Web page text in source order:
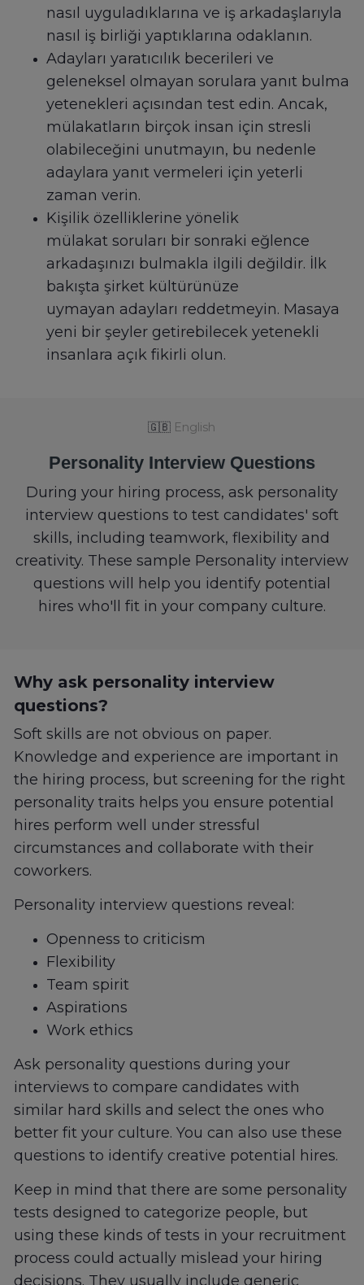
nasıl uyguladıklarına ve iş arkadaşlarıyla
nasıl iş birliği yaptıklarına odaklanın.
Adayları yaratıcılık becerileri ve
geleneksel olmayan sorulara yanıt bulma
yetenekleri açısından test edin. Ancak,
mülakatların birçok insan için stresli
olabileceğini unutmayın, bu nedenle
adaylara yanıt vermeleri için yeterli
zaman verin.
Kişilik özelliklerine yönelik
mülakat soruları bir sonraki eğlence
arkadaşınızı bulmakla ilgili değildir. İlk
bakışta şirket kültürünüze
uymayan adayları reddetmeyin. Masaya
yeni bir şeyler getirebilecek yetenekli
insanlara açık fikirli olun.
🇬🇧 English
Personality Interview Questions
During your hiring process, ask personality
interview questions to test candidates' soft
skills, including teamwork, flexibility and
creativity. These sample Personality interview
questions will help you identify potential
hires who'll fit in your company culture.
Why ask personality interview
questions?
Soft skills are not obvious on paper.
Knowledge and experience are important in
the hiring process, but screening for the right
personality traits helps you ensure potential
hires perform well under stressful
circumstances and collaborate with their
coworkers.
Personality interview questions reveal:
Openness to criticism
Flexibility
Team spirit
Aspirations
Work ethics
Ask personality questions during your
interviews to compare candidates with
similar hard skills and select the ones who
better fit your culture. You can also use these
questions to identify creative potential hires.
Keep in mind that there are some personality
tests designed to categorize people, but
using these kinds of tests in your recruitment
process could actually mislead your hiring
decisions. They usually include generic